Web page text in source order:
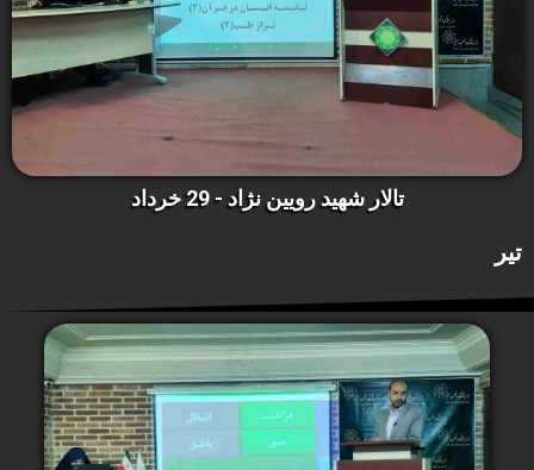
تالار شهید رویین نژاد - 29 خرداد
تیر